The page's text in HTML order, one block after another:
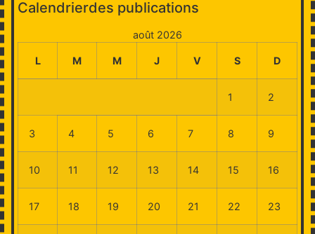
Calendrierdes publications
août 2026
L M M J V S D
1 2
3 4 5 6 7 8 9
10 11 12 13 14 15 16
17 18 19 20 21 22 23